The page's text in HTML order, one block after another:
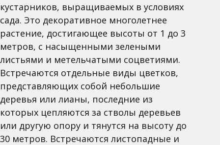
кустарников, выращиваемых в условиях
сада. Это декоративное многолетнее
растение, достигающее высоты от 1 до 3
метров, с насыщенными зелеными
листьями и метельчатыми соцветиями.
Встречаются отдельные виды цветков,
представляющих собой небольшие
деревья или лианы, последние из
которых цепляются за стволы деревьев
или другую опору и тянутся на высоту до
30 метров. Встречаются листопадные и